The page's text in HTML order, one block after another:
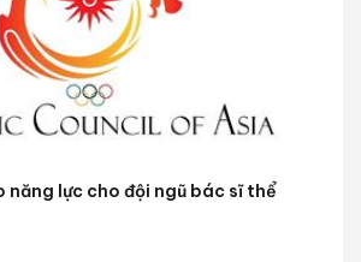
năng lực cho đội ngũ bác sĩ thể